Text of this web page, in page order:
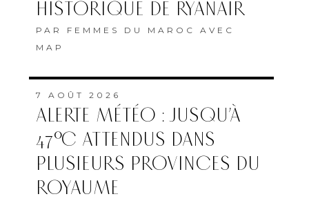
HISTORIQUE DE RYANAIR
PAR FEMMES DU MAROC AVEC
MAP
7 AOÛT 2026
ALERTE MÉTÉO : JUSQU’À
47°C ATTENDUS DANS
PLUSIEURS PROVINCES DU
ROYAUME